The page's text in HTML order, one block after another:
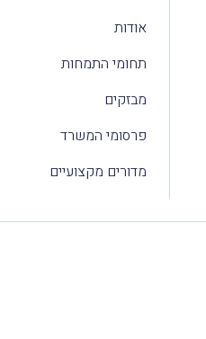
אודות
תחומי התמחות
מבזקים
פרסומי המשרד
מדורים מקצועיים